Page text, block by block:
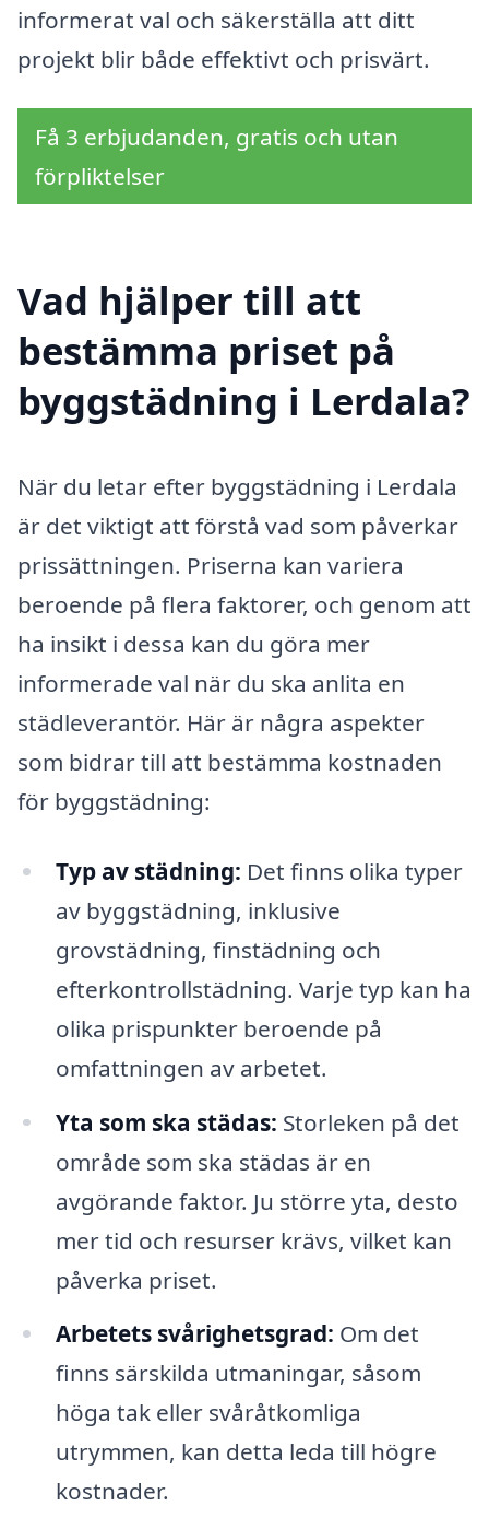
informerat val och säkerställa att ditt
projekt blir både effektivt och prisvärt.
Få 3 erbjudanden, gratis och utan
förpliktelser
Vad hjälper till att
bestämma priset på
byggstädning i Lerdala?
När du letar efter byggstädning i Lerdala
är det viktigt att förstå vad som påverkar
prissättningen. Priserna kan variera
beroende på flera faktorer, och genom att
ha insikt i dessa kan du göra mer
informerade val när du ska anlita en
städleverantör. Här är några aspekter
som bidrar till att bestämma kostnaden
för byggstädning:
Typ av städning: Det finns olika typer
av byggstädning, inklusive
grovstädning, finstädning och
efterkontrollstädning. Varje typ kan ha
olika prispunkter beroende på
omfattningen av arbetet.
Yta som ska städas: Storleken på det
område som ska städas är en
avgörande faktor. Ju större yta, desto
mer tid och resurser krävs, vilket kan
påverka priset.
Arbetets svårighetsgrad: Om det
finns särskilda utmaningar, såsom
höga tak eller svåråtkomliga
utrymmen, kan detta leda till högre
kostnader.